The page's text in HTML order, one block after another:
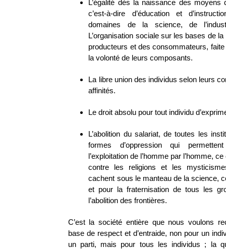
L’égalité dès la naissance des moyens
c’est-à-dire d’éducation et
domaines de la science, de
L’organisation sociale sur les bases de
producteurs et des consommateurs,
la volonté de leurs composants.
La libre union des individus selon leurs
affinités.
Le droit absolu pour tout individu
L’abolition du salariat, de toutes les
formes d’oppression qui
l’exploitation de l’homme par l’homme,
contre les religions et les
cachent sous le manteau de la science,
et pour la fraternisation de tous les
l’abolition des frontières.
C’est la société entière que nous voulons
base de respect et d’entraide, non pour un
un parti, mais pour tous les individus ; la